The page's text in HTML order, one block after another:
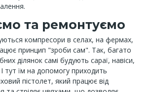
та ремонтуємо
компресори в селах, на фермах,
принцип "зроби сам". Так, багато
ділянок самі будують сараї, навіси,
тут їм на допомогу приходить
пістолет, який працює від